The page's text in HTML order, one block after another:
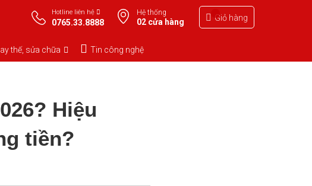
Giỏ hàng
Hệ thống
02 cửa hàng
Hotline liên hệ
0765.33.8888
thế, sửa chữa Tin công nghệ
Hiệu
tiền?